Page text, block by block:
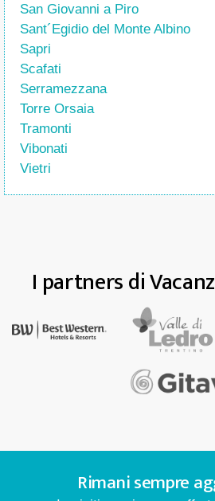
San Giovanni a Piro
Sant´Egidio del Monte Albino
Sapri
Scafati
Serramezzana
Torre Orsaia
Tramonti
Vibonati
Vietri
I partners di
Rimani sempre